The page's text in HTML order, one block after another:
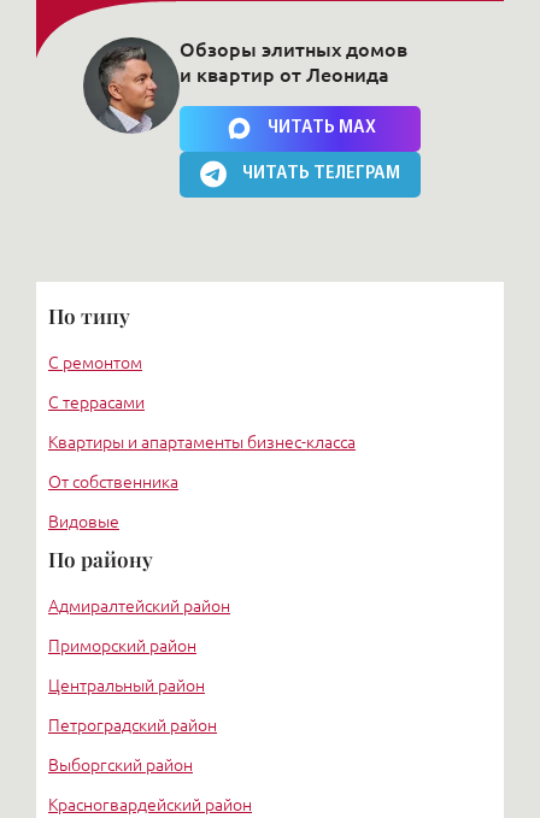
Нажимая на кнопку, Вы соглашаетесь c политикой сайта
Обзоры элитных домов
и квартир от Леонида
ЧИТАТЬ MAX
ЧИТАТЬ ТЕЛЕГРАМ
По типу
С ремонтом
С террасами
Квартиры и апартаменты бизнес-класса
От собственника
Видовые
По району
Адмиралтейский район
Приморский район
Центральный район
Петроградский район
Выборгский район
Красногвардейский район